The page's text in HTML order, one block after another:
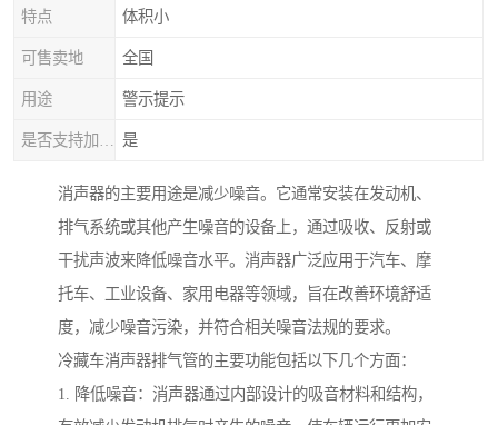
特点 体积小
可售卖地 全国
用途 警示提示
是
消声器的主要用途是减少噪音。它通常安装在发动机、
排气系统或其他产生噪音的设备上，通过吸收、反射或
干扰声波来降低噪音水平。消声器广泛应用于汽车、摩
托车、工业设备、家用电器等领域，旨在改善环境舒适
度，减少噪音污染，并符合相关噪音法规的要求。
冷藏车消声器排气管的主要功能包括以下几个方面：
1. 降低噪音：消声器通过内部设计的吸音材料和结构，